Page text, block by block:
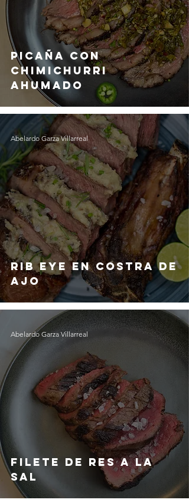
Picaña Con
Chimichurri
Ahumado
Rib Eye en Costra de
Ajo
Abelardo Garza Villarreal
Filete de Res a la
Sal
Abelardo Garza Villarreal